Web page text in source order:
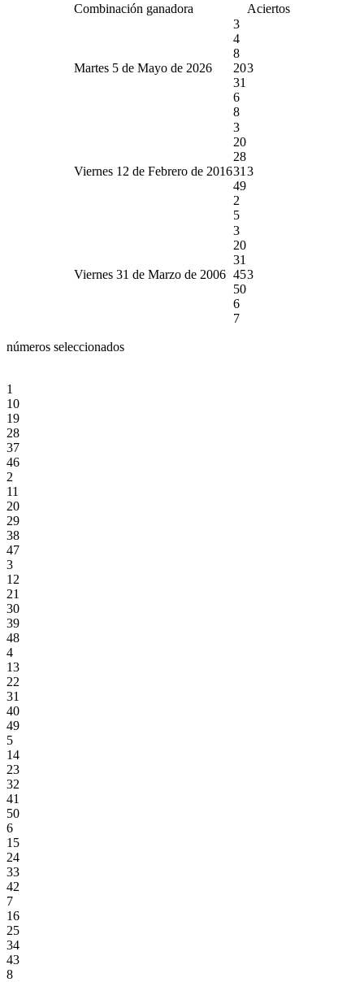
Combinación ganadora Aciertos
Martes 5 de Mayo de 2026
3
4
8
20
31
6
8
3
Viernes 12 de Febrero de 2016
3
20
28
31
49
2
5
3
Viernes 31 de Marzo de 2006
3
20
31
45
50
6
7
3
números seleccionados
1
10
19
28
37
46
2
11
20
29
38
47
3
12
21
30
39
48
4
13
22
31
40
49
5
14
23
32
41
50
6
15
24
33
42
7
16
25
34
43
8